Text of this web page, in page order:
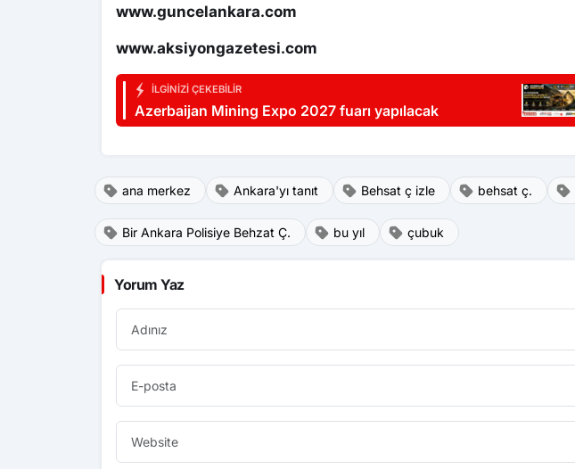
www.guncelankara.com
www.aksiyongazetesi.com
İLGINIZI ÇEKEBILIR
Azerbaijan Mining Expo 2027 fuarı yapılacak
ana merkez Ankara'yı tanıt Behsat ç izle behsat ç.
Bir Ankara Polisiye Behzat Ç. bu yıl çubuk
Yorum Yaz